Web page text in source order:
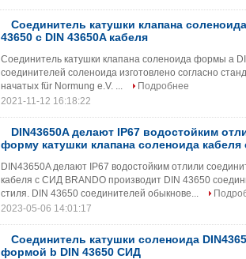
Соединитель катушки клапана
43650 с DIN 43650A кабеля
Соединитель катушки клапана соленоида формы a
соединителей соленоида изготовлено согласно
начатых für Normung e.V. ...
Подробнее
2021-11-12 16:18:22
DIN43650A делают IP67 водостойким
форму катушки клапана соленоида
DIN43650A делают IP67 водостойким отлили
кабеля с СИД BRANDO производит DIN 43650
стиля. DIN 43650 соединителей обыкнове...
2023-05-06 14:01:17
Соединитель катушки соленоида
формой b DIN 43650 СИД